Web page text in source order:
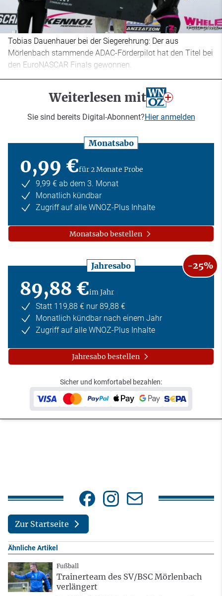
Foto: privat
Tobias Dauenhauer bei der Siegerehrung: Der aus
Mörlenbach stammende ADAC-Förderpilot hat den Titel bei
den EuroNASCAR Finals gewonnen.
Weiterlesen mit
Sie sind bereits Digital-Abonnent?Hier anmelden
Monatsabo
0,99 €für 2 Monate Probe
9,99 € ab dem 3. Monat
Monatlich kündbar
Zugriff auf alle WNOZ-Plus Inhalte
Monatsabo bestellen
Jahresabo -25%
89,88 €im Jahr
Statt 119,88 € nur 89,88 €
Monatlich kündbar nach einem Jahr
Zugriff auf alle WNOZ-Plus Inhalte
Jahresabo bestellen
Sicher und komfortabel bezahlen:
Zur Startseite
Ähnliche Artikel
Fußball
Trainerteam des SV/BSC Mörlenbach
verlängert